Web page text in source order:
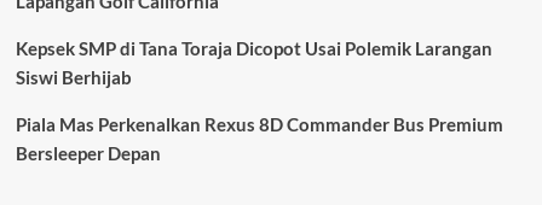
Kepsek SMP di Tana Toraja Dicopot Usai Polemik Larangan
Siswi Berhijab
Piala Mas Perkenalkan Rexus 8D Commander Bus Premium
Bersleeper Depan